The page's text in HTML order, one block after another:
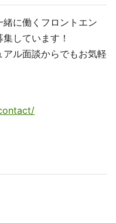
に働くフロントエン
しています！
ル面談からでもお気軽